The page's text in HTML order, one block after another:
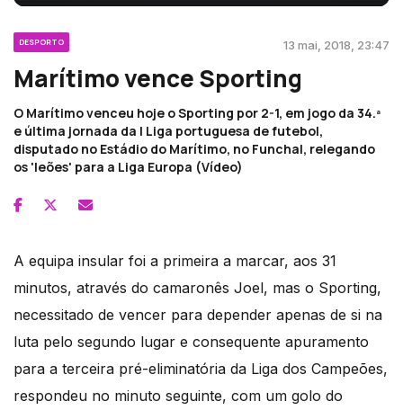
DESPORTO 13 mai, 2018, 23:47
Marítimo vence Sporting
O Marítimo venceu hoje o Sporting por 2-1, em jogo da 34.ª
e última jornada da I Liga portuguesa de futebol,
disputado no Estádio do Marítimo, no Funchal, relegando
os 'leões' para a Liga Europa (Vídeo)
A equipa insular foi a primeira a marcar, aos 31
minutos, através do camaronês Joel, mas o Sporting,
necessitado de vencer para depender apenas de si na
luta pelo segundo lugar e consequente apuramento
para a terceira pré-eliminatória da Liga dos Campeões,
respondeu no minuto seguinte, com um golo do